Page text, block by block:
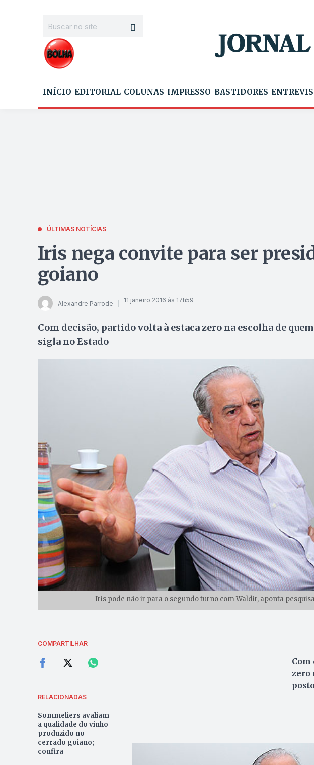
INÍCIO EDITORIAL COLUNAS IMPRESSO BASTIDORES
ÚLTIMAS NOTÍCIAS
Iris nega convite para ser
goiano
Alexandre Parrode 11 janeiro 2016 às 17h59
Com decisão, partido volta à estaca zero na escolha de
sigla no Estado
Iris pode não ir para o segundo turno com Waldir, aponta
COMPARTILHAR
RELACIONADAS
Sommeliers avaliam
a qualidade do vinho
produzido no
cerrado goiano;
confira
Com
zero